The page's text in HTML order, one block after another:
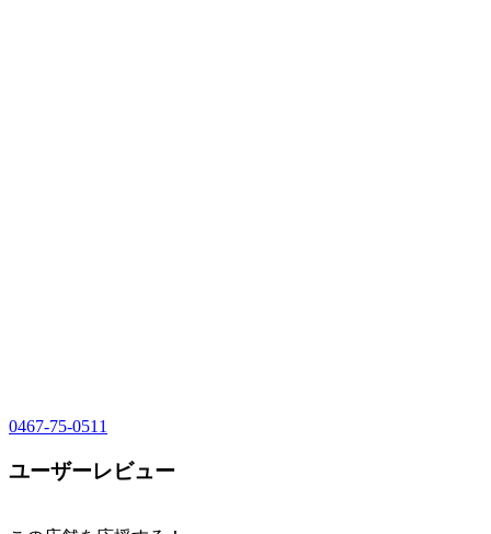
0467-75-0511
ユーザーレビュー